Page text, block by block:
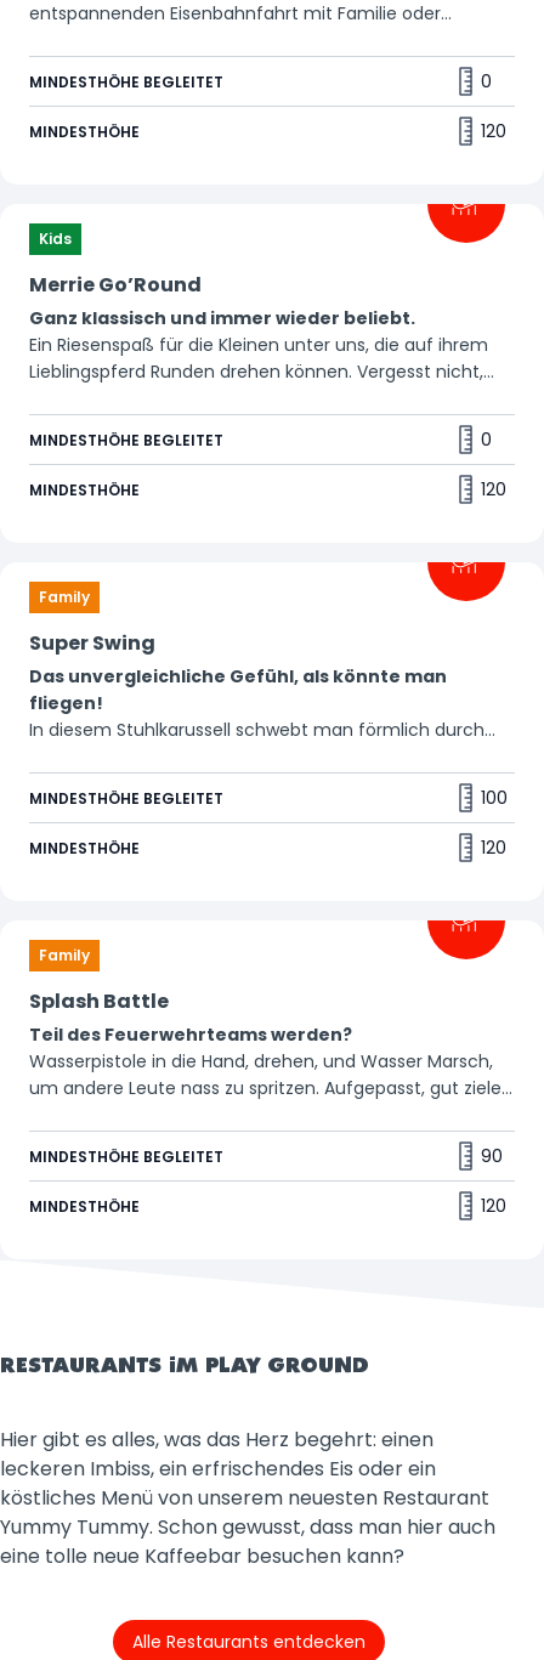
entspannenden Eisenbahnfahrt mit Familie oder
MINDESTHÖHE BEGLEITET 0
MINDESTHÖHE 120
Kids
Merrie Go’Round
Ganz klassisch und immer wieder beliebt.
Ein Riesenspaß für die Kleinen unter uns, die auf ihrem
Lieblingspferd Runden drehen können. Vergesst nicht,
MINDESTHÖHE BEGLEITET 0
MINDESTHÖHE 120
Family
Super Swing
Das unvergleichliche Gefühl, als könnte man
fliegen!
In diesem Stuhlkarussell schwebt man förmlich durch
MINDESTHÖHE BEGLEITET 100
MINDESTHÖHE 120
Family
Splash Battle
Teil des Feuerwehrteams werden?
Wasserpistole in die Hand, drehen, und Wasser Marsch,
um andere Leute nass zu spritzen. Aufgepasst, gut zielen
MINDESTHÖHE BEGLEITET 90
MINDESTHÖHE 120
RESTAURANTS IM PLAY GROUND
Hier gibt es alles, was das Herz begehrt: einen
leckeren Imbiss, ein erfrischendes Eis oder ein
köstliches Menü von unserem neuesten Restaurant
Yummy Tummy. Schon gewusst, dass man hier auch
eine tolle neue Kaffeebar besuchen kann?
Alle Restaurants entdecken